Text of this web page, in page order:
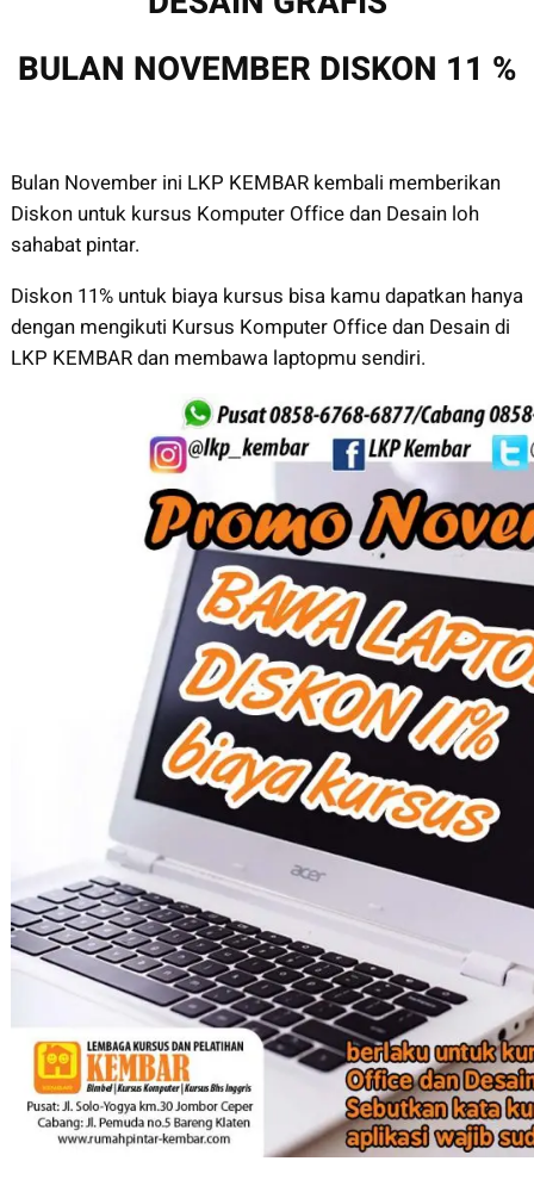
BULAN NOVEMBER DISKON 11 %
Bulan November ini LKP KEMBAR kembali memberikan
Diskon untuk kursus Komputer Office dan Desain loh
sahabat pintar.
Diskon 11% untuk biaya kursus bisa kamu dapatkan hanya
dengan mengikuti Kursus Komputer Office dan Desain di
LKP KEMBAR dan membawa laptopmu sendiri.